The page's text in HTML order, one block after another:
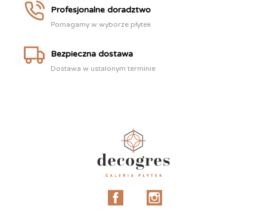
Profesjonalne doradztwo
Pomagamy w wyborze płytek
Bezpieczna dostawa
Dostawa w ustalonym terminie
Facebook